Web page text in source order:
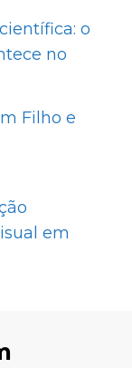
o
no
Filho e
em